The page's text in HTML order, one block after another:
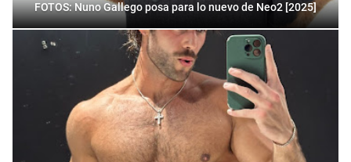
FOTOS: Nuno Gallego posa para lo nuevo de Neo2 [2025]